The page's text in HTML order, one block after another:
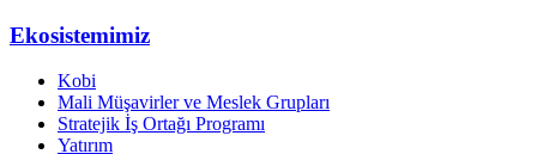
Ekosistemimiz
Kobi
Mali Müşavirler ve Meslek Grupları
Stratejik İş Ortağı Programı
Yatırım